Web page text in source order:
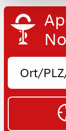
Ort,
oder
Straße